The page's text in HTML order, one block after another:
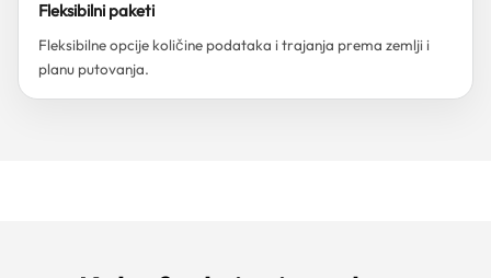
Fleksibilni paketi
Fleksibilne opcije količine podataka i trajanja prema zemlji i
planu putovanja.